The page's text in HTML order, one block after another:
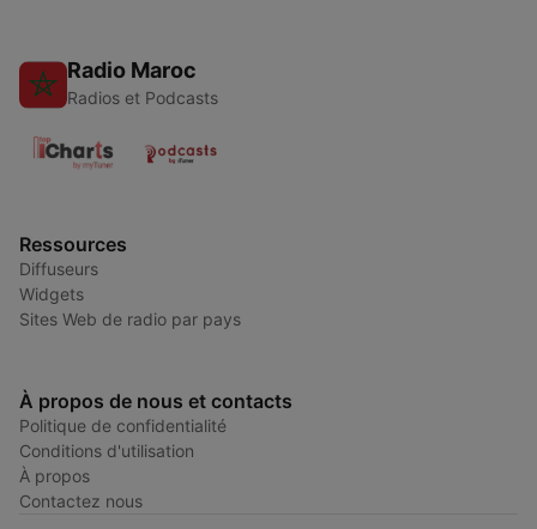
Radio Maroc
Radios et Podcasts
Ressources
Diffuseurs
Widgets
Sites Web de radio par pays
À propos de nous et contacts
Politique de confidentialité
Conditions d'utilisation
À propos
Contactez nous